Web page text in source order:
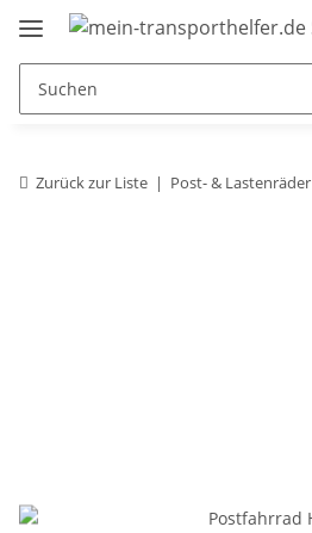
Zurück zur Liste Post- & Lastenräder